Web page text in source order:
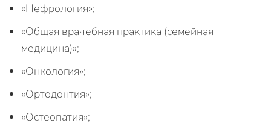
«Нефрология»;
«Общая врачебная практика (семейная
медицина)»;
«Онкология»;
«Ортодонтия»;
«Остеопатия»;